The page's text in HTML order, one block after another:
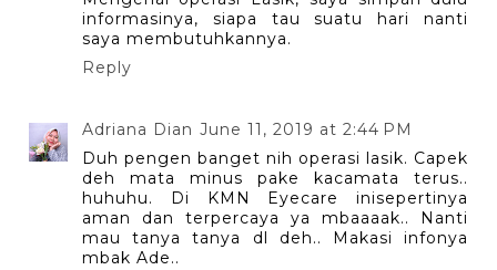
informasinya, siapa tau suatu hari nanti
saya membutuhkannya.
Reply
Adriana Dian June 11, 2019 at 2:44 PM
Duh pengen banget nih operasi lasik. Capek
deh mata minus pake kacamata terus..
huhuhu. Di KMN Eyecare inisepertinya
aman dan terpercaya ya mbaaaak.. Nanti
mau tanya tanya dl deh.. Makasi infonya
mbak Ade..